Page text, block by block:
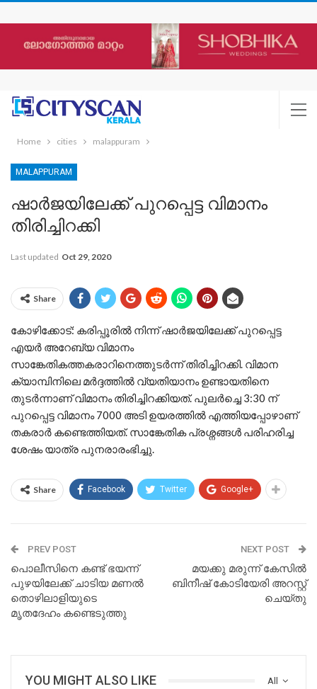
Home cities malappuram
MALAPPURAM
ഷാർജയിലേക്ക് പുറപ്പെട്ട വിമാനം
തിരിച്ചിറക്കി
Last updated Oct 29, 2020
Share
കോഴിക്കോട്: കരിപ്പൂരിൽ നിന്ന് ഷാർജയിലേക്ക് പുറപ്പെട്ട
എയർ അറേബ്യ വിമാനം
സാങ്കേതികത്തകരാറിനെത്തുടർന്ന് തിരിച്ചിറക്കി. വിമാന
ക്യാമ്പിനിലെ മർദ്ദത്തിൽ വ്യതിയാനം ഉണ്ടായതിനെ
തുടർന്നാണ് വിമാനം തിരിച്ചിറക്കിയത്. പുലർച്ചെ 3:30 ന്
പുറപ്പെട്ട വിമാനം 7000 അടി ഉയരത്തിൽ എത്തിയപ്പോഴാണ്
തകരാർ കണ്ടെത്തിയത്. സാങ്കേതിക പ്രശ്നങ്ങൾ പരിഹരിച്ച
ശേഷം യാത്ര പുനരാരംഭിച്ചു.
Share Facebook Twitter Google+
PREV POST
പൊലീസിനെ കണ്ട് ഭയന്ന്
പുഴയിലേക്ക് ചാടിയ മണൽ
തൊഴിലാളിയുടെ
മൃതദേഹം കണ്ടെടുത്തു
NEXT POST
മയക്കു മരുന്ന് കേസിൽ
ബിനീഷ് കോടിയേരി അറസ്റ്റ്
ചെയ്തു
All
YOU MIGHT ALSO LIKE